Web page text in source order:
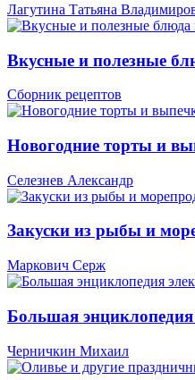
Лагутина Татьяна
Вкусные и полезные
Сборник рецептов
Новогодние торты и
Селезнев Александр
Закуски из рыбы и
Маркович Серж
Большая энциклопедия
Черничкин Михаил